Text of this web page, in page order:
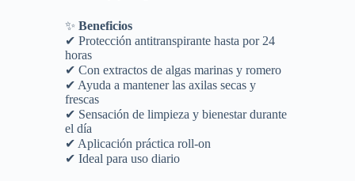
✨ Beneficios
✔ Protección antitranspirante hasta por 24
horas
✔ Con extractos de algas marinas y romero
✔ Ayuda a mantener las axilas secas y
frescas
✔ Sensación de limpieza y bienestar durante
el día
✔ Aplicación práctica roll-on
✔ Ideal para uso diario